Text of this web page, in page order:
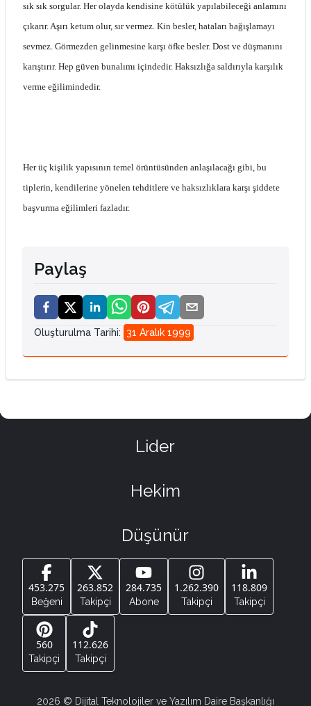
sık sık sorgular. Her olayda kendisine kötülük yapılabileceği anlamını
çıkarır. Aşırı ketum olur, sır vermez. Kin besler, hataları bağışlamayı
sevmez. Görmezden gelinmesine karşı öfke besler. Dost ve düşmanını
karıştırır. Hep güven bunalımı içindedir. Haksızlığa saldırıyla karşılık
verme eğilimindedir.
Her üç kişilik yapısının temel örüntüsünden anlaşılacağı gibi, bu
tiplerin, kendilerine yönelen tehditlere ve haksızlıklara karşı şiddete
başvurma eğilimleri fazladır.
Paylaş
Oluşturulma Tarihi: 31 Aralık 1999
Lider
Hekim
Düşünür
453.275
Beğeni
263.852
Takipçi
284.735
Abone
1.262.390
Takipçi
118.809
Takipçi
560
Takipçi
112.626
Takipçi
2026 © Dijital Teknolojiler ve Yazılım Daire Başkanlığı